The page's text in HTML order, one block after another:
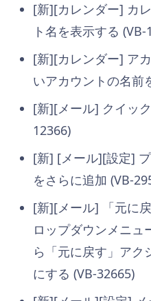
[新][カレンダー] カ
ト名を表示する (VB-
[新][カレンダー] ア
いアカウントの名前
[新][メール] クイッ
12366)
[新] [メール][設定]
をさらに追加 (VB-
[新][メール] 「元に
ロップダウンメニュ
ら「元に戻す」アク
にする (VB-32665)